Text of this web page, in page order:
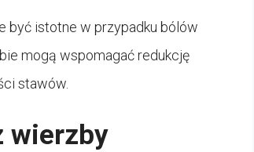
być istotne w przypadku bólów
mogą wspomagać redukcję
stawów.
wierzby